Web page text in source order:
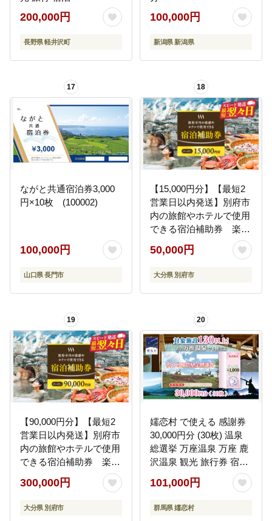
200,000円
長野県 軽井沢町
100,000円
新潟県 新潟県
17
ながと共通宿泊券3,000
円×10枚 (100002)
100,000円
山口県 長門市
18
【15,000円分】【最短2
営業日以内発送】別府市
内の旅館やホテルで使用
できる宿泊補助券 楽し
い旅の思い出を！ 宿泊
券 大分県 別府市 3000円
15000円 3万円 9万円 15
温泉 旅行 観光 トラベル
ーポン 宿泊 お泊り 別府
温泉 別府観光 地獄めぐ
り 旅 おすすめ 人気 体験
型 節約_B030-003
50,000円
大分県 別府市
19
【90,000円分】【最短2
営業日以内発送】別府市
内の旅館やホテルで使用
できる宿泊補助券 楽し
い旅の思い出を！ 宿泊
券 大分県 別府市 3000円
15000円 3万円 9万円 15
300,000円
大分県 別府市
20
嬬恋村 で使える 感謝券
30,000円分 (30枚) 温泉
総選挙 万座温泉 万座 鹿
沢温泉 観光 旅行券 宿泊
券 宿泊補助券 旅行 温泉
スキー ペンション ホテ
ル 旅館 トラベル 父の日
101,000円
群馬県 嬬恋村